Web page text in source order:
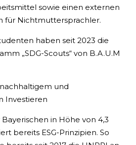
sowie einen externen
für Nichtmuttersprachler.
haben seit 2023 die
„SDG-Scouts“ von B.A.U.M
und
Investieren
in Höhe von 4,3
bereits ESG-Prinzipien. So